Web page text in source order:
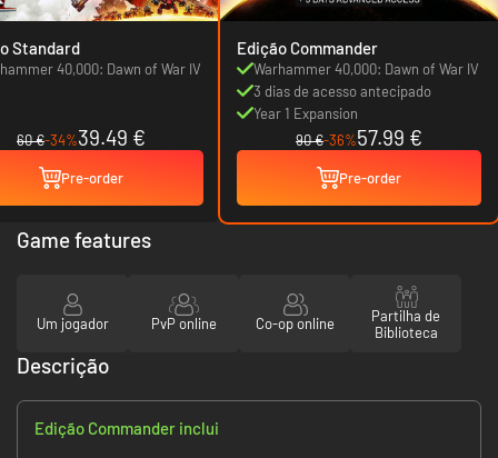
Standard
40,000: Dawn of War IV
60 €-34%39.49 €
Pre-order
Edição Commander
Warhammer 40,000: Dawn of War IV
3 dias de acesso antecipado
Year 1 Expansion
90 €-36%57.99 €
Pre-order
Game features
Um jogador PvP online Co-op online
Partilha de
Biblioteca
Descrição
Edição Commander inclui